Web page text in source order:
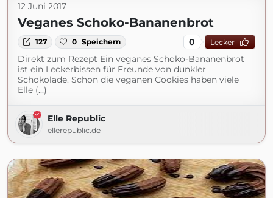
12 Juni 2017
Veganes Schoko-Bananenbrot
127 0 Speichern 0 Lecker
Direkt zum Rezept Ein veganes Schoko-Bananenbrot
ist ein Leckerbissen für Freunde von dunkler
Schokolade. Schon die veganen Cookies haben viele
Elle (...)
Elle Republic
ellerepublic.de